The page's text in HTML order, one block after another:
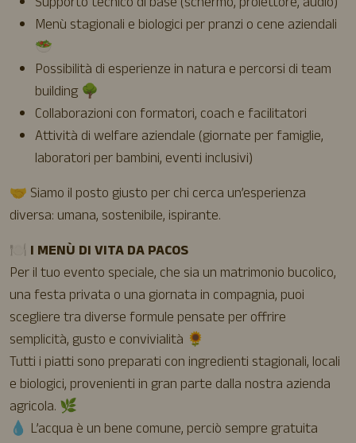
Menù stagionali e biologici per pranzi o cene aziendali
🥗
Possibilità di esperienze in natura e percorsi di team
building 🌳
Collaborazioni con formatori, coach e facilitatori
Attività di welfare aziendale (giornate per famiglie,
laboratori per bambini, eventi inclusivi)
🤝 Siamo il posto giusto per chi cerca un’esperienza
diversa: umana, sostenibile, ispirante.
🍽️ I MENÙ DI VITA DA PACOS
Per il tuo evento speciale, che sia un matrimonio bucolico,
una festa privata o una giornata in compagnia, puoi
scegliere tra diverse formule pensate per offrire
semplicità, gusto e convivialità 🌻
Tutti i piatti sono preparati con ingredienti stagionali, locali
e biologici, provenienti in gran parte dalla nostra azienda
agricola. 🌿
💧 L’acqua è un bene comune, perciò sempre gratuita